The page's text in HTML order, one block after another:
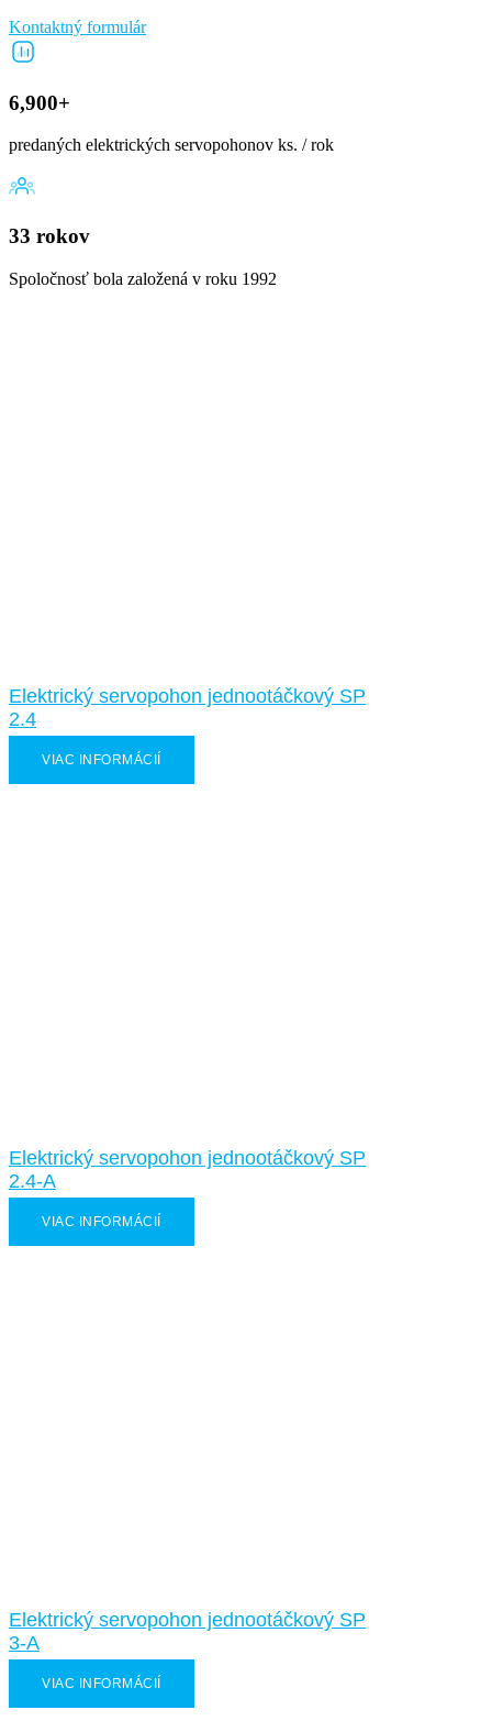
Kontaktný formulár
6,900+
predaných elektrických servopohonov ks. / rok
33 rokov
Spoločnosť bola založená v roku 1992
Elektrický servopohon jednootáčkový SP
2.4
VIAC INFORMÁCIÍ
Elektrický servopohon jednootáčkový SP
2.4-A
VIAC INFORMÁCIÍ
Elektrický servopohon jednootáčkový SP
3-A
VIAC INFORMÁCIÍ